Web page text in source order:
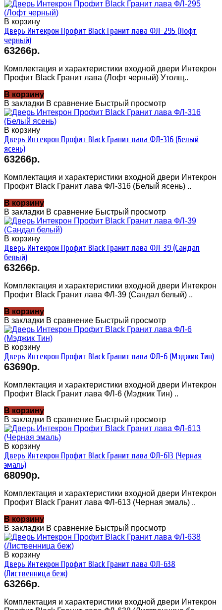
В корзину
Дверь Интекрон Профит Black Гранит лава ФЛ-295 (Лофт
черный)
63266р.
Комплектация и характеристики входной двери Интекрон
Профит Black Гранит лава (Лофт черный) Утолщ..
В корзину
В закладки В сравнение Быстрый просмотр
В корзину
Дверь Интекрон Профит Black Гранит лава ФЛ-316 (Белый
ясень)
63266р.
Комплектация и характеристики входной двери Интекрон
Профит Black Гранит лава ФЛ-316 (Белый ясень) ..
В корзину
В закладки В сравнение Быстрый просмотр
В корзину
Дверь Интекрон Профит Black Гранит лава ФЛ-39 (Сандал
белый)
63266р.
Комплектация и характеристики входной двери Интекрон
Профит Black Гранит лава ФЛ-39 (Сандал белый) ..
В корзину
В закладки В сравнение Быстрый просмотр
В корзину
Дверь Интекрон Профит Black Гранит лава ФЛ-6 (Мэджик Тин)
63690р.
Комплектация и характеристики входной двери Интекрон
Профит Black Гранит лава ФЛ-6 (Мэджик Тин) ..
В корзину
В закладки В сравнение Быстрый просмотр
В корзину
Дверь Интекрон Профит Black Гранит лава ФЛ-613 (Черная
эмаль)
68090р.
Комплектация и характеристики входной двери Интекрон
Профит Black Гранит лава ФЛ-613 (Черная эмаль) ..
В корзину
В закладки В сравнение Быстрый просмотр
В корзину
Дверь Интекрон Профит Black Гранит лава ФЛ-638
(Лиственница беж)
63266р.
Комплектация и характеристики входной двери Интекрон